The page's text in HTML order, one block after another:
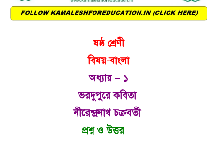
ষষ্ঠ শ্রেণী
বিষয়-বাংলা
অধ্যায় – ১
ভরদুপুরে কবিতা
নীরেন্দ্রনাথ চক্রবর্তী
প্রশ্ন ও উত্তর